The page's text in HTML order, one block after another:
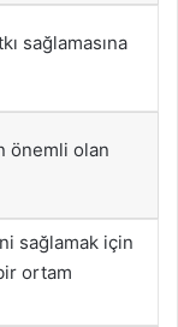
sağlamasına
önemli olan
sağlamak için
ortam